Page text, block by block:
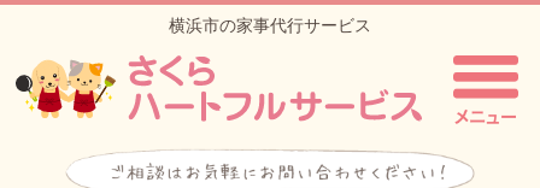
横浜市の家事代行サービス